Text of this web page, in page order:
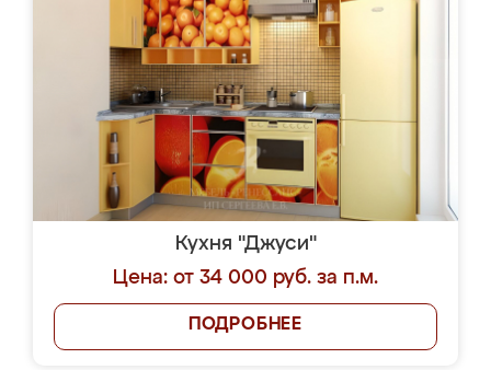
Кухня "Джуси"
Цена: от 34 000 руб. за п.м.
ПОДРОБНЕЕ